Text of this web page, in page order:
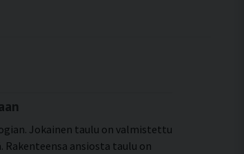
Jokainen taulu on valmistettu
Rakenteensa ansiosta taulu on